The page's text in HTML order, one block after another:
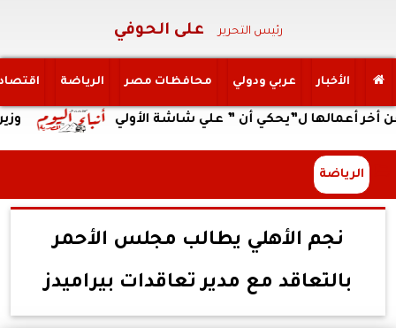
رئيس التحرير على الحوفي
الأخبار عربي ودولي محافظات مصر الرياضة
وزير ل”يحكي أن ” علي شاشة الأولي
الرياضة
نجم الأهلي يطالب مجلس الأحمر
بالتعاقد مع مدير تعاقدات بيراميدز